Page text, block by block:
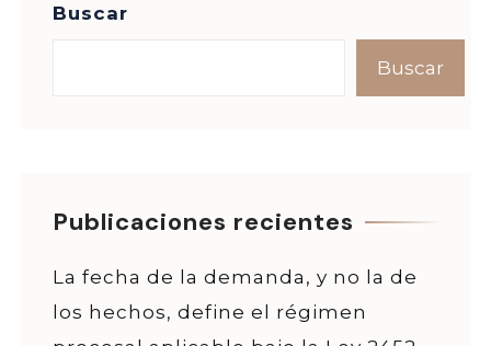
Buscar
Buscar
Publicaciones recientes
La fecha de la demanda, y no la de
los hechos, define el régimen